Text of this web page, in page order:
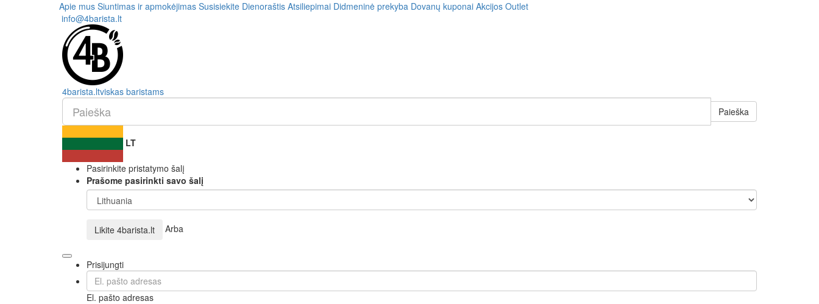
Apie mus Siuntimas ir apmokėjimas Susisiekite Dienoraštis Atsiliepimai Didmeninė prekyba Dovanų kuponai Akcijos Outlet
info@4barista.lt
4barista.ltviskas baristams
Paieška
LT
Pasirinkite pristatymo šalį
Prašome pasirinkti savo šalį
Likite 4barista.lt Arba
Prisijungti
El. pašto adresas